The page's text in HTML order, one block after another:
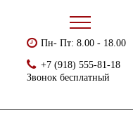
Пн- Пт: 8.00 - 18.00
+7 (918) 555-81-18
Звонок бесплатный
и краги
на синтепоне